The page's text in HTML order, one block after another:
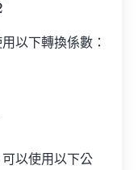
以下轉換係數：
以使用以下公